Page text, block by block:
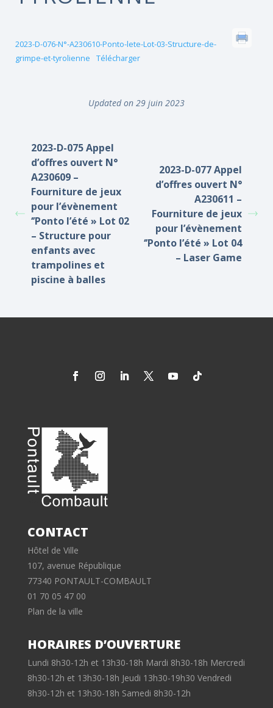
2023-D-076-N°-A230610-Ponto-lete-Lot-03-Structure-de-
grimpe-et-tyrolienne
Télécharger
Updated on 29 juin 2023
2023-D-075 Appel
d’offres ouvert N°
A230609 –
Fourniture de jeux
pour l’évènement
‘’Ponto l’été » Lot 02
– Structure pour
enfants avec
trampolines et
piscine à balles
2023-D-077 Appel
d’offres ouvert N°
A230611 –
Fourniture de jeux
pour l’évènement
‘’Ponto l’été » Lot 04
– Laser Game
CONTACT
Hôtel de Ville
107, avenue République
77340 PONTAULT-COMBAULT
01 70 05 47 00
Plan de la ville
HORAIRES D’OUVERTURE
Lundi 8h30-12h et 13h30-18h Mardi 8h30-18h Mercredi
8h30-12h et 13h30-18h Jeudi 13h30-19h30 Vendredi
8h30-12h et 13h30-18h Samedi 8h30-12h